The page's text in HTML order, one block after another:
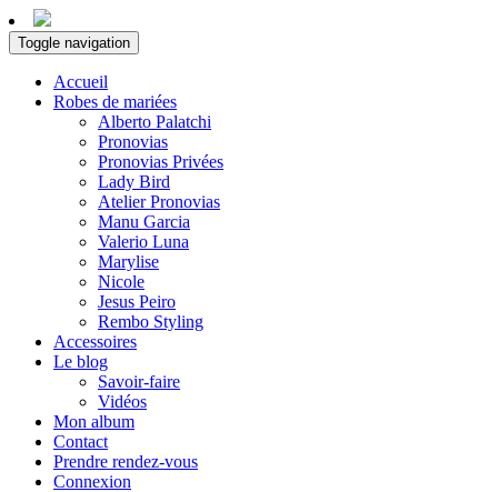
Toggle navigation
Accueil
Robes de mariées
Alberto Palatchi
Pronovias
Pronovias Privées
Lady Bird
Atelier Pronovias
Manu Garcia
Valerio Luna
Marylise
Nicole
Jesus Peiro
Rembo Styling
Accessoires
Le blog
Savoir-faire
Vidéos
Mon album
Contact
Prendre rendez-vous
Connexion